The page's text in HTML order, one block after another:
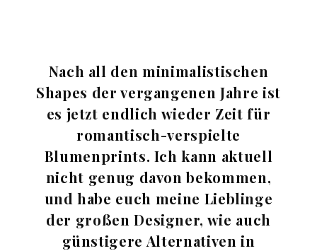
Nach all den minimalistischen
Shapes der vergangenen Jahre ist
es jetzt endlich wieder Zeit für
romantisch-verspielte
Blumenprints. Ich kann aktuell
nicht genug davon bekommen,
und habe euch meine Lieblinge
der großen Designer, wie auch
günstigere Alternativen in